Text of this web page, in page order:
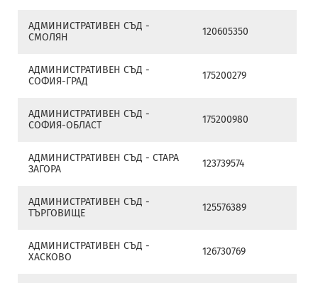
АДМИНИСТРАТИВЕН СЪД -
СМОЛЯН
120605350
АДМИНИСТРАТИВЕН СЪД -
СОФИЯ-ГРАД
175200279
АДМИНИСТРАТИВЕН СЪД -
СОФИЯ-ОБЛАСТ
175200980
АДМИНИСТРАТИВЕН СЪД - СТАРА
ЗАГОРА
123739574
АДМИНИСТРАТИВЕН СЪД -
ТЪРГОВИЩЕ
125576389
АДМИНИСТРАТИВЕН СЪД -
ХАСКОВО
126730769